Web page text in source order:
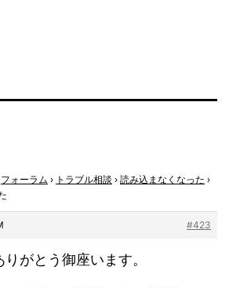
フォーラム › トラブル相談 › 読み込まなくなった ›
#423
りがとう御座います。